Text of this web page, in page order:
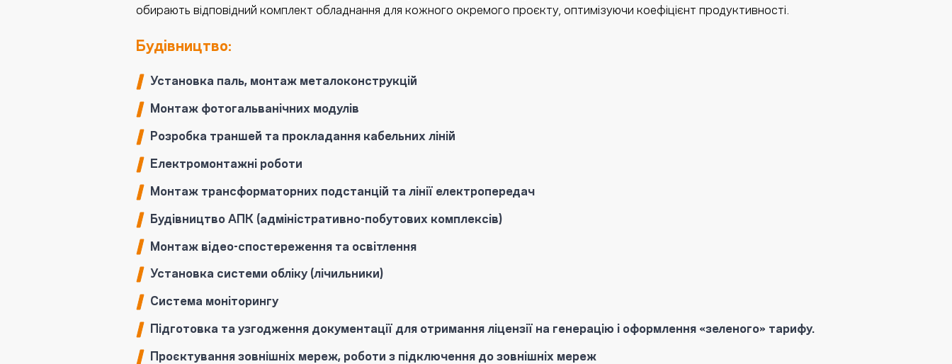
обирають відповідний комплект обладнання для кожного окремого проєкту, оптимізуючи коефіцієнт продуктивності.
Будівництво:
Установка паль, монтаж металоконструкцій
Монтаж фотогальванічних модулів
Розробка траншей та прокладання кабельних ліній
Електромонтажні роботи
Монтаж трансформаторних подстанцій та лінії електропередач
Будівництво АПК (адміністративно-побутових комплексів)
Монтаж відео-спостереження та освітлення
Установка системи обліку (лічильники)
Система моніторингу
Підготовка та узгодження документації для отримання ліцензії на генерацію і оформлення «зеленого» тарифу.
Проєктування зовнішніх мереж, роботи з підключення до зовнішніх мереж